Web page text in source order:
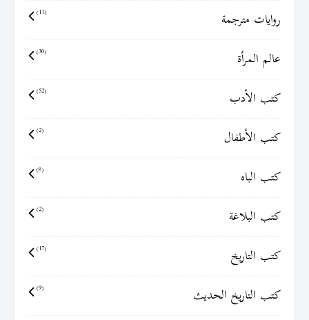
روايات مترجمة (11)
عالم المرأة (30)
كتب الأدب (52)
كتب الأطفال (2)
كتب الباه (8)
كتب البلاغة (2)
كتب التاريخ (17)
كتب التاريخ الحديث (9)